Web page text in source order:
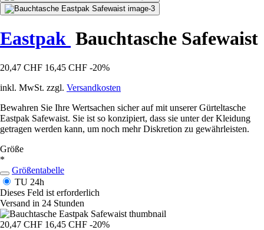
Eastpak Bauchtasche Safewaist
20,47 CHF 16,45 CHF -20%
inkl. MwSt. zzgl. Versandkosten
Bewahren Sie Ihre Wertsachen sicher auf mit unserer Gürteltasche
Eastpak Safewaist. Sie ist so konzipiert, dass sie unter der Kleidung
getragen werden kann, um noch mehr Diskretion zu gewährleisten.
Größe
*
Größentabelle
TU 24h
Dieses Feld ist erforderlich
Versand in 24 Stunden
20,47 CHF 16,45 CHF -20%